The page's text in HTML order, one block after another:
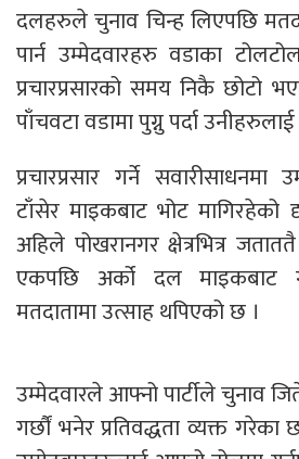
दलहरुले चुनाव चिन्ह लिएपछि
पार्न उम्मेदवारहरु वडाका
प्रचारप्रसारको समय निकै छोटो
पाँचवटा वडामा पुग्नु पर्दा
प्रचारप्रसार गर्ने सवारीसाधनमा
टाँसेर माइकबाट भोट मागिरहेको
अहिले पोखरानगर क्षेत्रभित्र
एकपछि अर्को दल माइकबाट
मतदातामा उत्साह थपिएको छ ।
उम्मेदवारले आफ्नो पार्टीले चुनाव
गर्छौं भनेर प्रतिवद्धता व्यक्त